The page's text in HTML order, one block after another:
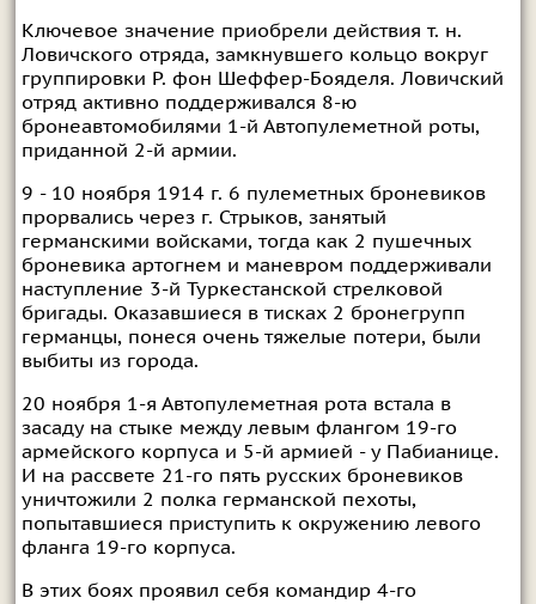
Ключевое значение приобрели действия т. н.
Ловичского отряда, замкнувшего кольцо вокруг
группировки Р. фон Шеффер-Бояделя. Ловичский
отряд активно поддерживался 8-ю
бронеавтомобилями 1-й Автопулеметной роты,
приданной 2-й армии.
9 - 10 ноября 1914 г. 6 пулеметных броневиков
прорвались через г. Стрыков, занятый
германскими войсками, тогда как 2 пушечных
броневика артогнем и маневром поддерживали
наступление 3-й Туркестанской стрелковой
бригады. Оказавшиеся в тисках 2 бронегрупп
германцы, понеся очень тяжелые потери, были
выбиты из города.
20 ноября 1-я Автопулеметная рота встала в
засаду на стыке между левым флангом 19-го
армейского корпуса и 5-й армией - у Пабианице.
И на рассвете 21-го пять русских броневиков
уничтожили 2 полка германской пехоты,
попытавшиеся приступить к окружению левого
фланга 19-го корпуса.
В этих боях проявил себя командир 4-го